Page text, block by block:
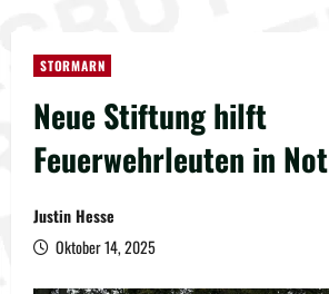
STORMARN
Neue Stiftung hilft
Feuerwehrleuten in Not
Justin Hesse
Oktober 14, 2025